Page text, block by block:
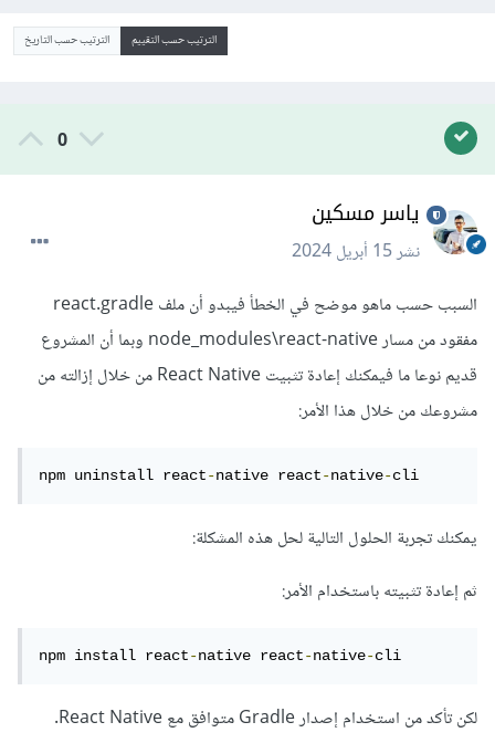
الترتيب حسب التقييم الترتيب حسب التاريخ
0
ياسر مسكين
نشر15 أبريل 2024
السبب حسب ماهو موضح في الخطأ فيبدو أن ملف react.gradle
مفقود من مسار node_modules\react-native وبما أن المشروع
قديم نوعا ما فيمكنك إعادة تثبيت React Native من خلال إزالته من
مشروعك من خلال هذا الأمر:
npm uninstall react-native react-native-cli
يمكنك تجربة الحلول التالية لحل هذه المشكلة:
ثم إعادة تثبيته باستخدام الأمر:
npm install react-native react-native-cli
لكن تأكد من استخدام إصدار Gradle متوافق مع React Native.